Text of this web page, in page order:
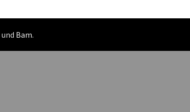
und Bam.